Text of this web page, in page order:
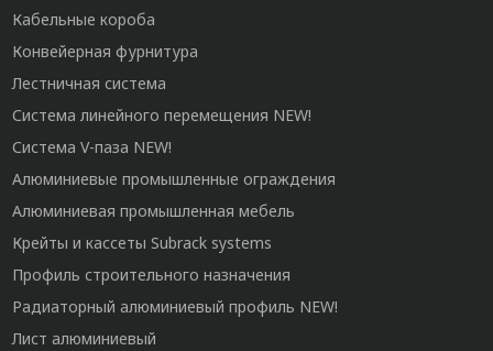
Кабельные короба
Конвейерная фурнитура
Лестничная система
Система линейного перемещения NEW!
Система V-паза NEW!
Алюминиевые промышленные ограждения
Алюминиевая промышленная мебель
Крейты и кассеты Subrack systems
Профиль строительного назначения
Радиаторный алюминиевый профиль NEW!
Лист алюминиевый